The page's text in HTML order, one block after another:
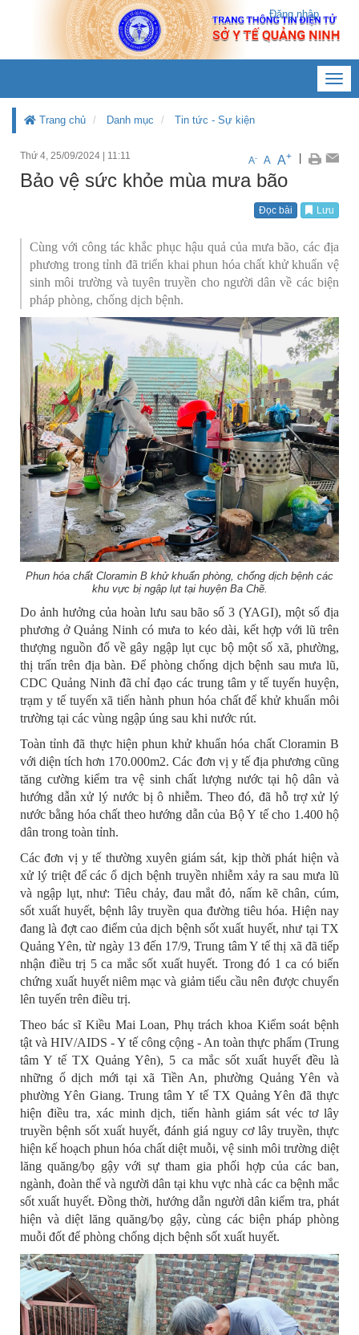
Đăng nhập
Trang chủ Danh mục Tin tức - Sự kiện
Thứ 4, 25/09/2024 11:11 A- A A+
Bảo vệ sức khỏe mùa mưa bão
Đọc bài Lưu
Cùng với công tác khắc phục hậu quả của mưa bão, các địa
phương trong tỉnh đã triển khai phun hóa chất khử khuẩn vệ
sinh môi trường và tuyên truyền cho người dân về các biện
pháp phòng, chống dịch bệnh.
Phun hóa chất Cloramin B khử khuẩn phòng, chống dịch bệnh các
khu vực bị ngập lụt tại huyện Ba Chẽ.
Do ảnh hưởng của hoàn lưu sau bão số 3 (YAGI), một số địa
phương ở Quảng Ninh có mưa to kéo dài, kết hợp với lũ trên
thượng nguồn đổ về gây ngập lụt cục bộ một số xã, phường,
thị trấn trên địa bàn. Để phòng chống dịch bệnh sau mưa lũ,
CDC Quảng Ninh đã chỉ đạo các trung tâm y tế tuyến huyện,
trạm y tế tuyến xã tiến hành phun hóa chất để khử khuẩn môi
trường tại các vùng ngập úng sau khi nước rút.
Toàn tỉnh đã thực hiện phun khử khuẩn hóa chất Cloramin B
với diện tích hơn 170.000m2. Các đơn vị y tế địa phương cũng
tăng cường kiểm tra vệ sinh chất lượng nước tại hộ dân và
hướng dẫn xử lý nước bị ô nhiễm. Theo đó, đã hỗ trợ xử lý
nước bằng hóa chất theo hướng dẫn của Bộ Y tế cho 1.400 hộ
dân trong toàn tỉnh.
Các đơn vị y tế thường xuyên giám sát, kịp thời phát hiện và
xử lý triệt để các ổ dịch bệnh truyền nhiễm xảy ra sau mưa lũ
và ngập lụt, như: Tiêu chảy, đau mắt đỏ, nấm kẽ chân, cúm,
sốt xuất huyết, bệnh lây truyền qua đường tiêu hóa. Hiện nay
đang là đợt cao điểm của dịch bệnh sốt xuất huyết, như tại TX
Quảng Yên, từ ngày 13 đến 17/9, Trung tâm Y tế thị xã đã tiếp
nhận điều trị 5 ca mắc sốt xuất huyết. Trong đó 1 ca có biến
chứng xuất huyết niêm mạc và giảm tiểu cầu nên được chuyển
lên tuyến trên điều trị.
Theo bác sĩ Kiều Mai Loan, Phụ trách khoa Kiểm soát bệnh
tật và HIV/AIDS - Y tế công cộng - An toàn thực phẩm (Trung
tâm Y tế TX Quảng Yên), 5 ca mắc sốt xuất huyết đều là
những ổ dịch mới tại xã Tiền An, phường Quảng Yên và
phường Yên Giang. Trung tâm Y tế TX Quảng Yên đã thực
hiện điều tra, xác minh dịch, tiến hành giám sát véc tơ lây
truyền bệnh sốt xuất huyết, đánh giá nguy cơ lây truyền, thực
hiện kế hoạch phun hóa chất diệt muỗi, vệ sinh môi trường diệt
lăng quăng/bọ gậy với sự tham gia phối hợp của các ban,
ngành, đoàn thể và người dân tại khu vực nhà các ca bệnh mắc
sốt xuất huyết. Đồng thời, hướng dẫn người dân kiểm tra, phát
hiện và diệt lăng quăng/bọ gậy, cùng các biện pháp phòng
muỗi đốt để phòng chống dịch bệnh sốt xuất huyết.